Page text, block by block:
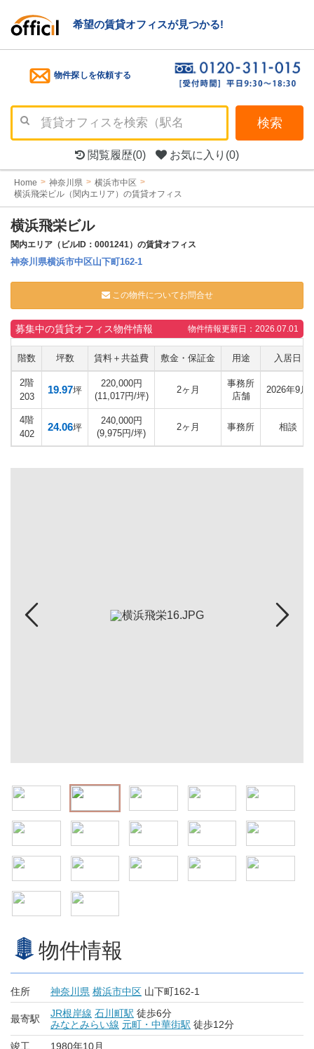
希望の賃貸オフィスが見つかる!
物件探しを依頼する
検索
閲覧履歴(0) お気に入り (0)
Home 神奈川県
横浜市中区
横浜飛栄ビル（関内エリア）の賃貸オフィス
横浜飛栄ビル
関内エリア（ビルID：0001241）の賃貸オフィス
神奈川県横浜市中区山下町162-1
この物件についてお問合せ
募集中の賃貸オフィス物件情報 物件情報更新日：2026.07.01
階数 坪数 賃料＋共益費 敷金・保証金 用途 入居日
2階
203
19.97坪
220,000円
(11,017円/坪)
2ヶ月
事務所
店舗
2026年9月
4階
402
24.06坪
240,000円
(9,975円/坪)
2ヶ月 事務所 相談
物件情報
住所 神奈川県 横浜市中区 山下町162-1
最寄駅 JR根岸線 石川町駅 徒歩6分
みなとみらい線 元町・中華街駅 徒歩12分
竣工
1980年10月